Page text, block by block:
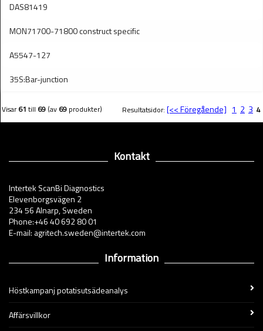
DAS81419
MON71700-71800 construct specific
A5547-127
35S:Bar-junction
Visar61 till 69 (av 69 produkter) Resultatsidor: [<< Föregående] 1 2 3 4
Kontakt
Intertek ScanBi Diagnostics
Elevenborgsvägen 2
234 56 Alnarp, Sweden
Phone:+46 40 692 80 01
E-mail: agritech.sweden@intertek.com
Information
Höstkampanj potatisutsädeanalys
Affärsvillkor